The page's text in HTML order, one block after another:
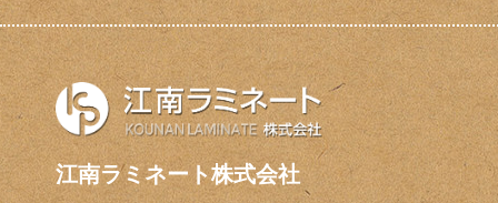
江南ラミネート株式会社